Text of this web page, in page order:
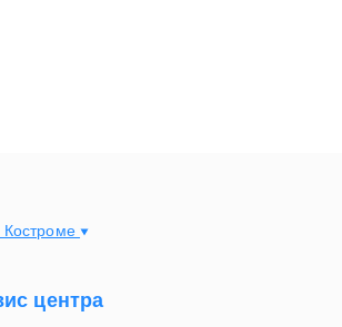
Костроме
центра